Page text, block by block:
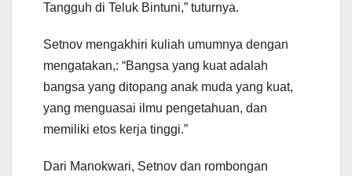
Tangguh di Teluk Bintuni,” tuturnya.
Setnov mengakhiri kuliah umumnya dengan
mengatakan,: “Bangsa yang kuat adalah
bangsa yang ditopang anak muda yang kuat,
yang menguasai ilmu pengetahuan, dan
memiliki etos kerja tinggi.”
Dari Manokwari, Setnov dan rombongan